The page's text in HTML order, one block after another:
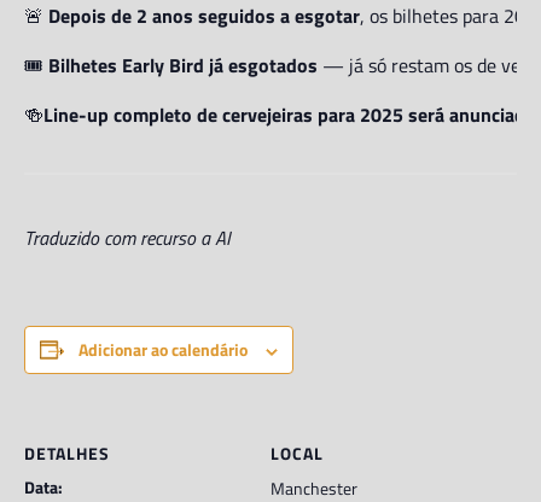
🚨 Depois de 2 anos seguidos a esgotar, os bilhetes para
🎟️ Bilhetes Early Bird já esgotados — já só restam os de
🍻Line-up completo de cervejeiras para 2025 será
Traduzido com recurso a AI
Adicionar ao calendário
DETALHES
Data:
LOCAL
Manchester